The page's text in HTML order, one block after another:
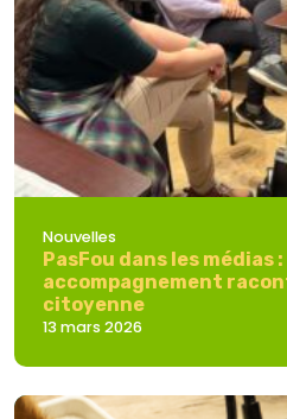
Nouvelles
PasFou dans les médias
accompagnement
citoyenne
13 mars 2026